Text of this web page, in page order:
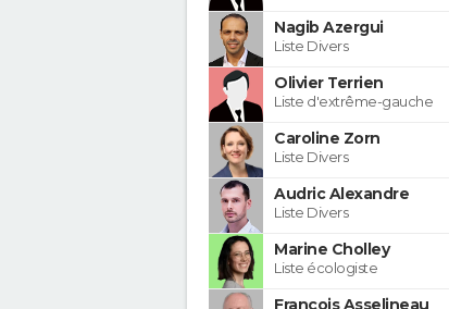
Nagib Azergui
Liste Divers
Olivier Terrien
Liste d'extrême-gauche
Caroline Zorn
Liste Divers
Audric Alexandre
Liste Divers
Marine Cholley
Liste écologiste
François Asselineau